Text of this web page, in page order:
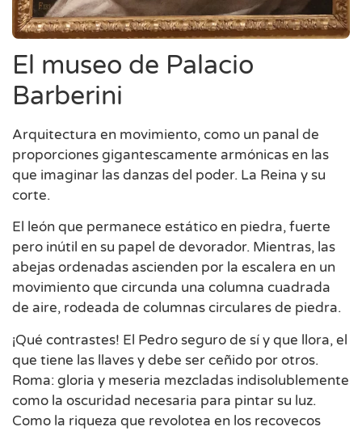
El museo de Palacio
Barberini
Arquitectura en movimiento, como un panal de
proporciones gigantescamente armónicas en las
que imaginar las danzas del poder. La Reina y su
corte.
El león que permanece estático en piedra, fuerte
pero inútil en su papel de devorador. Mientras, las
abejas ordenadas ascienden por la escalera en un
movimiento que circunda una columna cuadrada
de aire, rodeada de columnas circulares de piedra.
¡Qué contrastes! El Pedro seguro de sí y que llora, el
que tiene las llaves y debe ser ceñido por otros.
Roma: gloria y meseria mezcladas indisolublemente
como la oscuridad necesaria para pintar su luz.
Como la riqueza que revolotea en los recovecos